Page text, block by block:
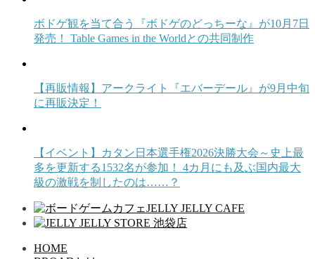
ボドゲ観を当て合う『ボドゲのどっちーな』が10月7日
発売！ Table Games in the Worldとの共同制作
【再販情報】アークライト『エバーデール』が9月中旬
に再販決定！
【イベント】カタン日本選手権2026決勝大会～史上最
多を更新する1532名が参加！ 4カ月にも及ぶ国内最大
級の激戦を制したのは……？
HOME